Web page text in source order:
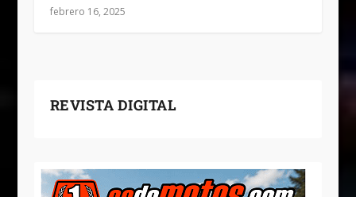
febrero 16, 2025
REVISTA DIGITAL